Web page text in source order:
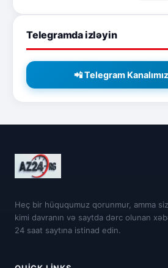
Telegramda izləyin
📲 Telegram
Heç bir hüququmuz qorunmur, amma
kimi davranın və saytda dərc olunan
24 saat saytına istinad edin.